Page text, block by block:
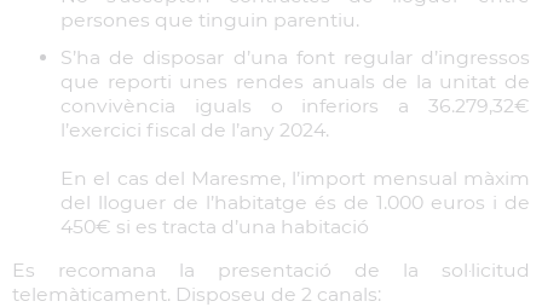
persones que tinguin parentiu.
S’ha de disposar d’una font regular d’ingressos
que reporti unes rendes anuals de la unitat de
convivència iguals o inferiors a 36.279,32€
l’exercici fiscal de l’any 2024.
En el cas del Maresme, l’import mensual màxim
del lloguer de l’habitatge és de 1.000 euros i de
450€ si es tracta d’una habitació
Es recomana la presentació de la sol·licitud
telemàticament. Disposeu de 2 canals: